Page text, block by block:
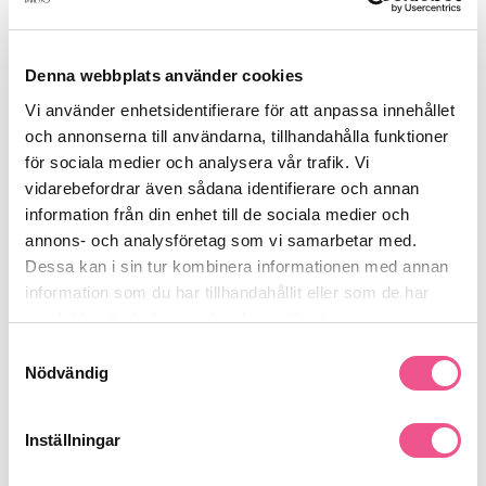
Denna webbplats använder cookies
Vi använder enhetsidentifierare för att anpassa innehållet
och annonserna till användarna, tillhandahålla funktioner
för sociala medier och analysera vår trafik. Vi
vidarebefordrar även sådana identifierare och annan
information från din enhet till de sociala medier och
annons- och analysföretag som vi samarbetar med.
Dessa kan i sin tur kombinera informationen med annan
information som du har tillhandahållit eller som de har
samlat in när du har använt deras tjänster.
Nödvändig
Inställningar
Matrix Total Results Mega Sleek
599 kr
(4)
LÄGG I VARUKORGEN
Beskrivning
Utredande och återfuktande, tämjer frissigt hår och hjälper till att